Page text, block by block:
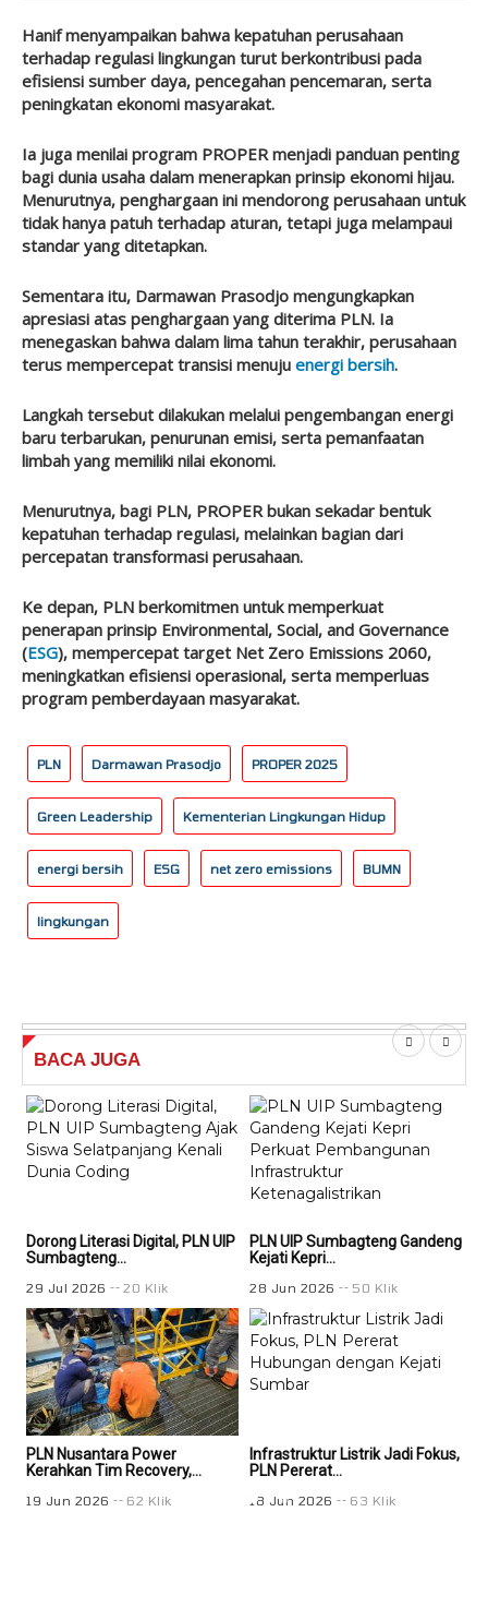
Hanif menyampaikan bahwa kepatuhan perusahaan
terhadap regulasi lingkungan turut berkontribusi pada
efisiensi sumber daya, pencegahan pencemaran, serta
peningkatan ekonomi masyarakat.
Ia juga menilai program PROPER menjadi panduan penting
bagi dunia usaha dalam menerapkan prinsip ekonomi hijau.
Menurutnya, penghargaan ini mendorong perusahaan untuk
tidak hanya patuh terhadap aturan, tetapi juga melampaui
standar yang ditetapkan.
Sementara itu, Darmawan Prasodjo mengungkapkan
apresiasi atas penghargaan yang diterima PLN. Ia
menegaskan bahwa dalam lima tahun terakhir, perusahaan
terus mempercepat transisi menuju energi bersih.
Langkah tersebut dilakukan melalui pengembangan energi
baru terbarukan, penurunan emisi, serta pemanfaatan
limbah yang memiliki nilai ekonomi.
Menurutnya, bagi PLN, PROPER bukan sekadar bentuk
kepatuhan terhadap regulasi, melainkan bagian dari
percepatan transformasi perusahaan.
Ke depan, PLN berkomitmen untuk memperkuat
penerapan prinsip Environmental, Social, and Governance
(ESG), mempercepat target Net Zero Emissions 2060,
meningkatkan efisiensi operasional, serta memperluas
program pemberdayaan masyarakat.
PLN Darmawan Prasodjo PROPER 2025
Green Leadership Kementerian Lingkungan Hidup
energi bersih ESG net zero emissions BUMN
lingkungan
BACA JUGA
Dorong Literasi Digital, PLN UIP
Sumbagteng...
29 Jul 2026 20 Klik
PLN UIP Sumbagteng Gandeng
Kejati Kepri...
28 Jun 2026 50 Klik
PLN Nusantara Power
Kerahkan Tim Recovery,...
19 Jun 2026 62 Klik
Infrastruktur Listrik Jadi Fokus,
PLN Pererat...
18 Jun 2026 63 Klik